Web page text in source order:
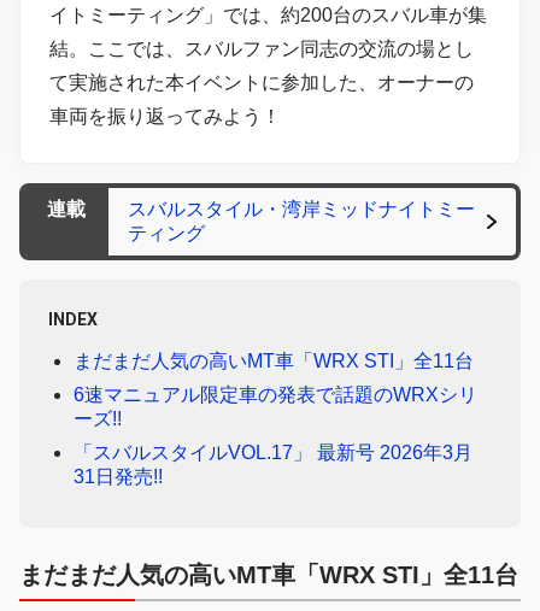
イトミーティング」では、約200台のスバル車が集
結。ここでは、スバルファン同志の交流の場とし
て実施された本イベントに参加した、オーナーの
車両を振り返ってみよう！
連載
スバルスタイル・湾岸ミッドナイトミー
ティング
INDEX
まだまだ人気の高いMT車「WRX STI」全11台
6速マニュアル限定車の発表で話題のWRXシリ
ーズ!!
「スバルスタイルVOL.17」 最新号 2026年3月
31日発売!!
まだまだ人気の高いMT車「WRX STI」全11台